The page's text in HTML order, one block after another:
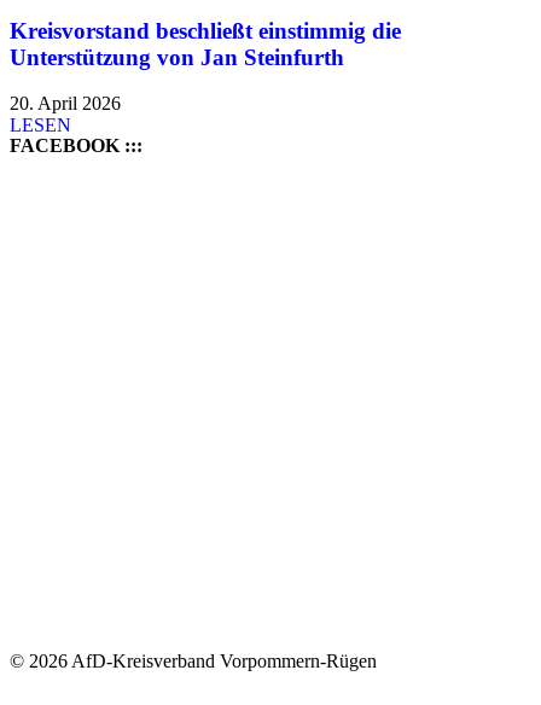
Kreisvorstand beschließt einstimmig die
Unterstützung von Jan Steinfurth
20. April 2026
LESEN
FACEBOOK :::
© 2026 AfD-Kreisverband Vorpommern-Rügen